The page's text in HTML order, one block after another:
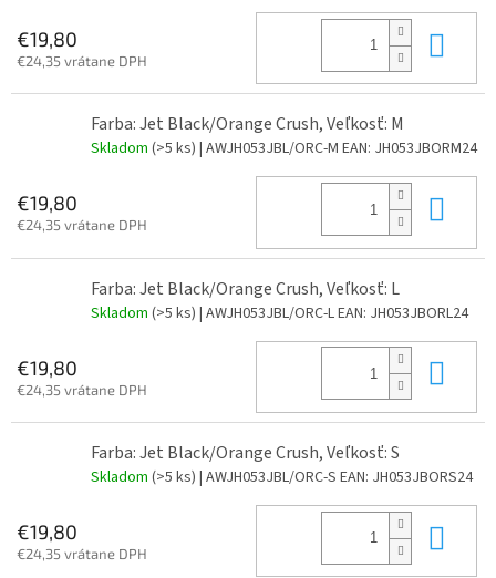
€19,80
€24,35 vrátane DPH
Farba: Jet Black/Orange Crush, Veľkosť: M
Skladom (>5 ks) | AWJH053JBL/ORC-M EAN: JH053JBORM24
€19,80
€24,35 vrátane DPH
Farba: Jet Black/Orange Crush, Veľkosť: L
Skladom (>5 ks) | AWJH053JBL/ORC-LEAN: JH053JBORL24
€19,80
€24,35 vrátane DPH
Farba: Jet Black/Orange Crush, Veľkosť: S
Skladom (>5 ks) | AWJH053JBL/ORC-S EAN: JH053JBORS24
€19,80
€24,35 vrátane DPH